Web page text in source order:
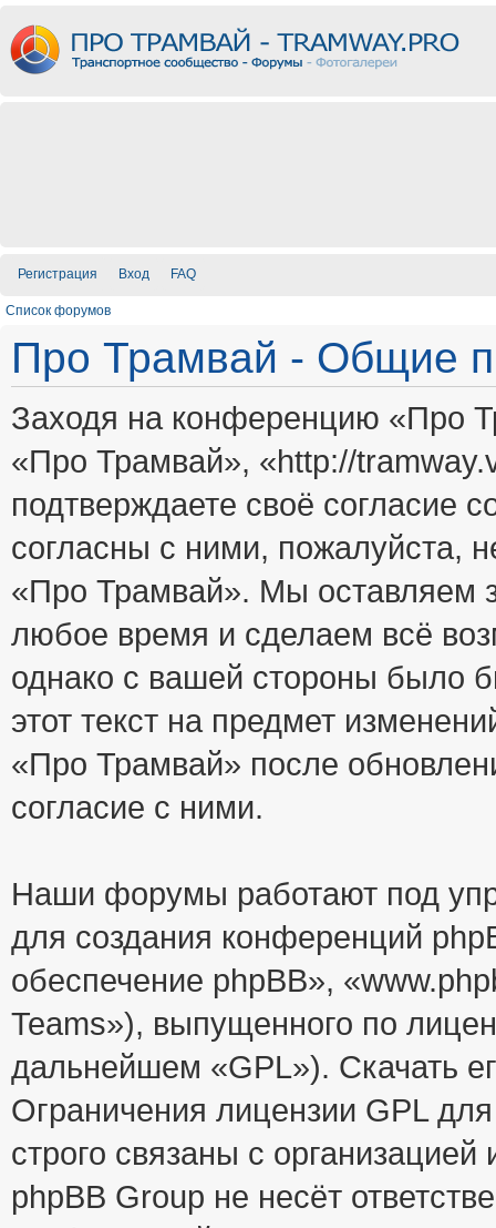
Регистрация Вход FAQ
Список форумов
Про Трамвай - Общие
Заходя на конференцию «Про
«Про Трамвай», «http://
подтверждаете своё
согласны с ними, пожалуйста,
«Про Трамвай». Мы оставляем
любое время и сделаем всё
однако с вашей стороны было
этот текст на предмет
«Про Трамвай» после
согласие с ними.
Наши форумы работают под
для создания конференций
обеспечение phpBB»,
Teams»), выпущенного по
дальнейшем «GPL»). Скачать
Ограничения лицензии GPL
строго связаны с
phpBB Group не несёт